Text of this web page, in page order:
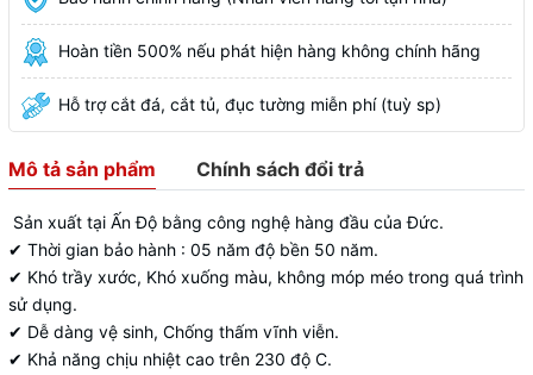
Hoàn tiền 500% nếu phát hiện hàng không chính hãng
Hỗ trợ cắt đá, cắt tủ, đục tường miễn phí (tuỳ sp)
Mô tả sản phẩm Chính sách đổi trả
Sản xuất tại Ấn Độ bằng công nghệ hàng đầu của Đức.
✔ Thời gian bảo hành : 05 năm độ bền 50 năm.
✔ Khó trầy xước, Khó xuống màu, không móp méo trong quá trình
sử dụng.
✔ Dễ dàng vệ sinh, Chống thấm vĩnh viễn.
✔ Khả năng chịu nhiệt cao trên 230 độ C.